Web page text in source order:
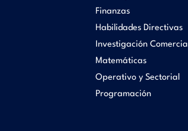
Finanzas
Habilidades Directivas
Investigación Comercial
Matemáticas
Operativo y Sectorial
Programación